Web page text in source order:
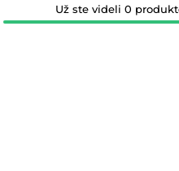
Už ste videli 0